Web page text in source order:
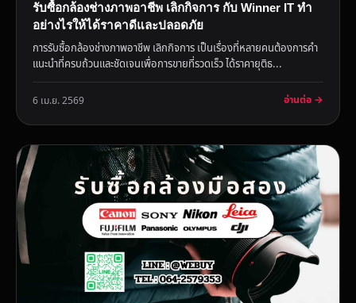
รับซื้อกล้องช่างภาพอาชีพ เลิกกิจการ กับ Winner IT ทำ
อย่างไรให้ได้ราคาดีและปลอดภัย
การรับซื้อกล้องช่างภาพอาชีพ เลิกกิจการ เป็นเรื่องที่หลายคนต้องการคำ
แนะนำที่ครบถ้วนและชัดเจนเพื่อการขายที่รวดเร็ว ได้ราคายุติธ...
6 เม.ย. 2569 อ่านต่อ →